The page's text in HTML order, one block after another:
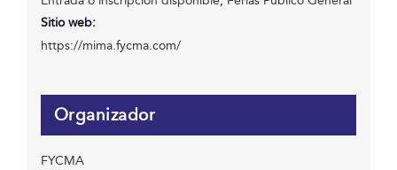
Sitio web:
https://mima.fycma.com/
Organizador
FYCMA